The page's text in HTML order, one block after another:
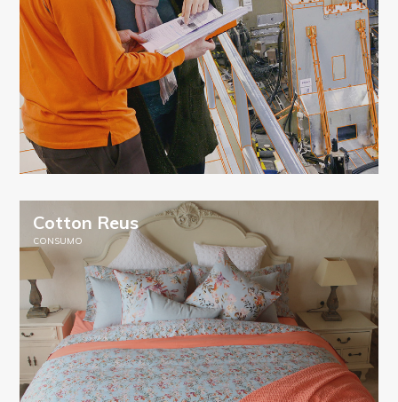
Cotton Reus
CONSUMO